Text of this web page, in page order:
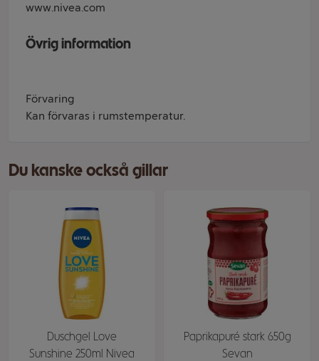
www.nivea.com
Övrig information
Förvaring
Kan förvaras i rumstemperatur.
Du kanske också gillar
Duschgel Love
Sunshine 250ml Nivea
Paprikapuré stark 650g
Sevan